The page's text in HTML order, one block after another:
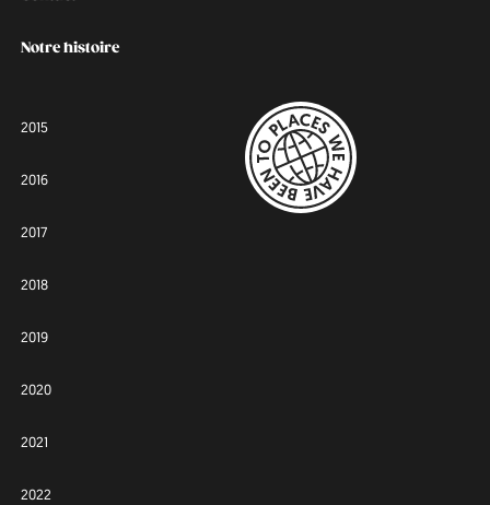
Notre histoire
2015
2016
2017
2018
2019
2020
2021
2022